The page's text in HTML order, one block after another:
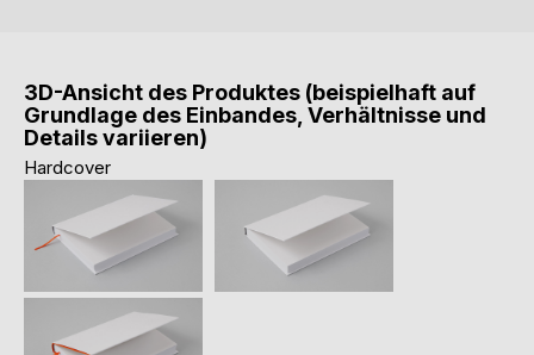
3D-Ansicht des Produktes (beispielhaft auf
Grundlage des Einbandes, Verhältnisse und
Details variieren)
Hardcover